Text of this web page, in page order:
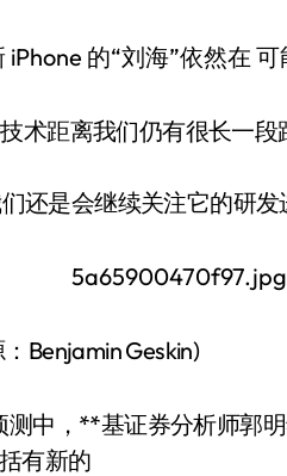
术距离我们仍有很长一
还是会继续关注它的研发
Benjamin Geskin)
中，**基证券分析师郭
有新的